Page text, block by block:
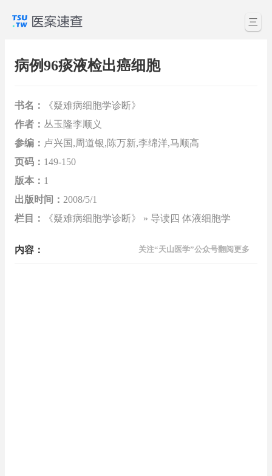
三
病例96痰液检出癌细胞
书名：
《疑难病细胞学诊断》
作者： 丛玉隆李顺义
参编： 卢兴国,周道银,陈万新,李绵洋,马顺高
页码： 149-150
版本： 1
出版时间： 2008/5/1
栏目：
《疑难病细胞学诊断》 » 导读四 体液细胞学
内容： 关注“天山医学”公众号翻阅更多